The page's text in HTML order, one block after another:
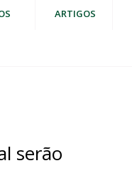
ARTIGOS
serão